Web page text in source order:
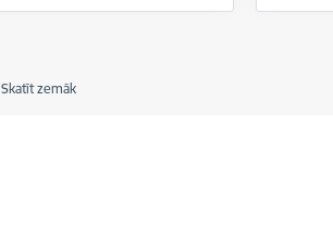
Skatīt zemāk